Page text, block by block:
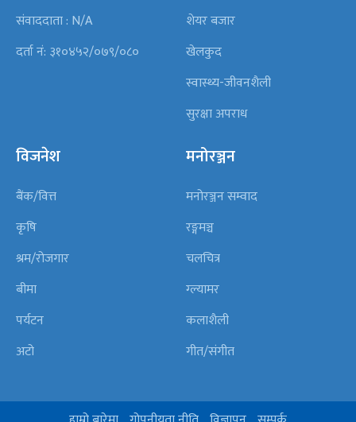
संवाददाता : N/A
दर्ता नं: ३१०४५२/०७९/०८०
शेयर बजार
खेलकुद
स्वास्थ्य-जीवनशैली
सुरक्षा अपराध
विजनेश
बैंक/वित्त
कृषि
श्रम/रोजगार
बीमा
पर्यटन
अटो
मनोरञ्जन
मनोरञ्जन सम्वाद
रङ्गमञ्च
चलचित्र
ग्ल्यामर
कलाशैली
गीत/संगीत